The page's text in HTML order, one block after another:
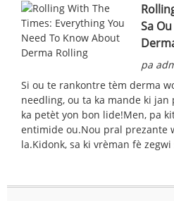
Sa
pa
Si ou te rankontre tèm derma
needling, ou ta ka mande ki jan
ka petèt yon bon lide!Men, pa
entimide ou.Nou pral prezante
la.Kidonk, sa ki vrèman fè zegwi